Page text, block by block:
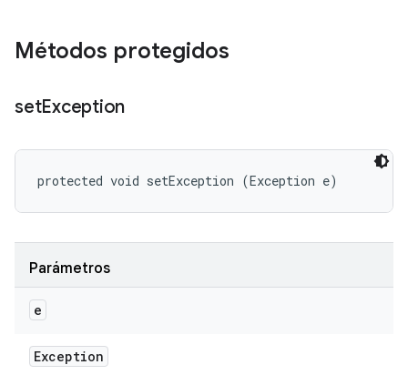
Métodos protegidos
setException
protected void setException (Exception e)
Parámetros
e
Exception